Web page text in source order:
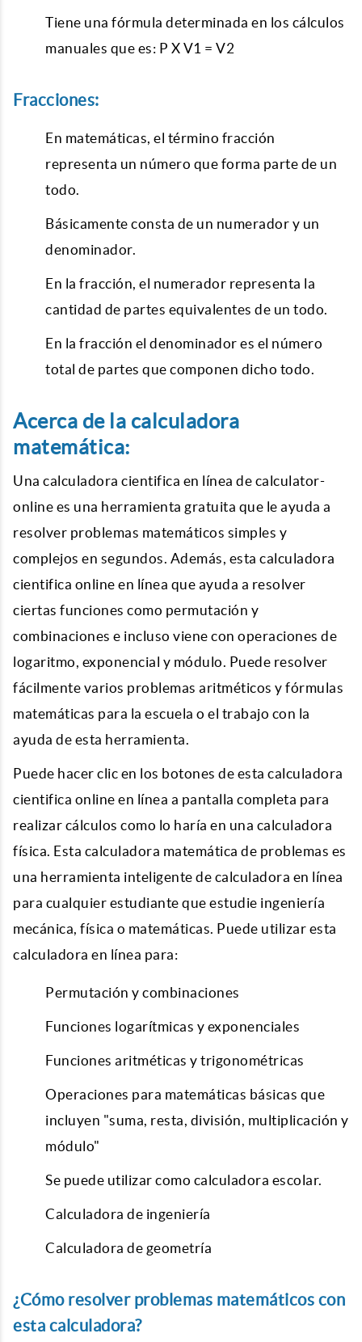
Tiene una fórmula determinada en los cálculos
manuales que es: P X V1 = V2
Fracciones:
En matemáticas, el término fracción
representa un número que forma parte de un
todo.
Básicamente consta de un numerador y un
denominador.
En la fracción, el numerador representa la
cantidad de partes equivalentes de un todo.
En la fracción el denominador es el número
total de partes que componen dicho todo.
Acerca de la calculadora
matemática:
Una calculadora cientifica en línea de calculator-
online es una herramienta gratuita que le ayuda a
resolver problemas matemáticos simples y
complejos en segundos. Además, esta calculadora
cientifica online en línea que ayuda a resolver
ciertas funciones como permutación y
combinaciones e incluso viene con operaciones de
logaritmo, exponencial y módulo. Puede resolver
fácilmente varios problemas aritméticos y fórmulas
matemáticas para la escuela o el trabajo con la
ayuda de esta herramienta.
Puede hacer clic en los botones de esta calculadora
cientifica online en línea a pantalla completa para
realizar cálculos como lo haría en una calculadora
física. Esta calculadora matemática de problemas es
una herramienta inteligente de calculadora en línea
para cualquier estudiante que estudie ingeniería
mecánica, física o matemáticas. Puede utilizar esta
calculadora en línea para:
Permutación y combinaciones
Funciones logarítmicas y exponenciales
Funciones aritméticas y trigonométricas
Operaciones para matemáticas básicas que
incluyen "suma, resta, división, multiplicación y
módulo"
Se puede utilizar como calculadora escolar.
Calculadora de ingeniería
Calculadora de geometría
¿Cómo resolver problemas matemáticos con
esta calculadora?